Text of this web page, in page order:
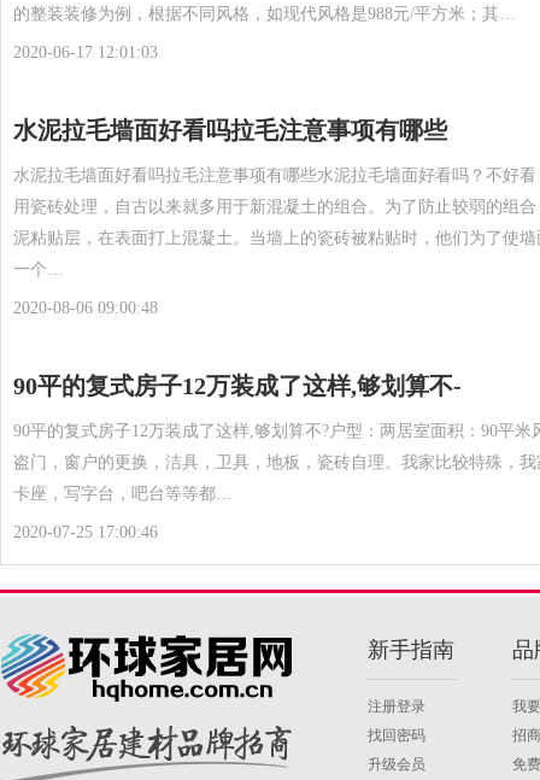
的整装装修为例，根据不同风格，如现代风格是988元/平方米；其…
2020-06-17 12:01:03
水泥拉毛墙面好看吗拉毛注意事项有哪些
水泥拉毛墙面好看吗拉毛注意事项有哪些水泥拉毛墙面好看吗？不好
用瓷砖处理，自古以来就多用于新混凝土的组合。为了防止较弱的组
泥粘贴层，在表面打上混凝土。当墙上的瓷砖被粘贴时，他们为了使
一个…
2020-08-06 09:00:48
90平的复式房子12万装成了这样,够划算不-
90平的复式房子12万装成了这样,够划算不?户型：两居室面积：90平
盗门，窗户的更换，洁具，卫具，地板，瓷砖自理。我家比较特殊，
卡座，写字台，吧台等等都…
2020-07-25 17:00:46
新手指南
注册登录
找回密码
升级会员
品
我
招
免